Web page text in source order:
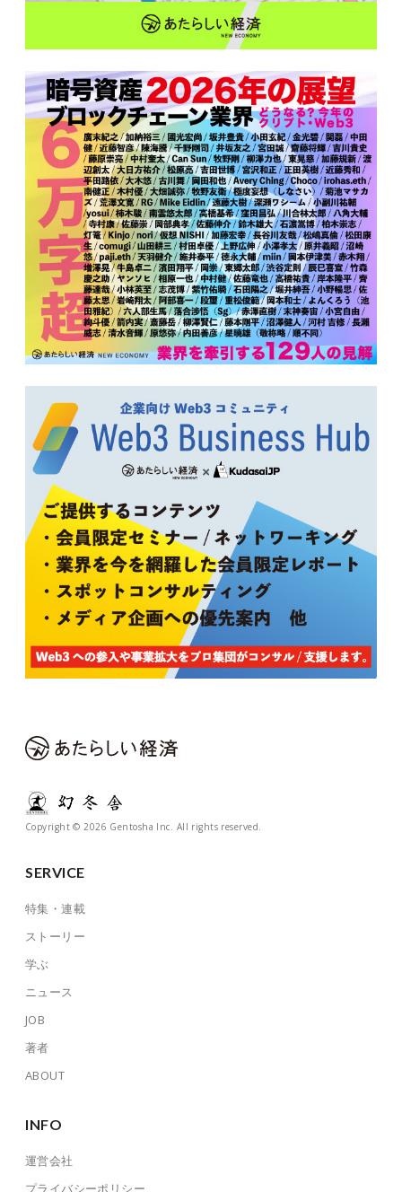
Copyright © 2026 Gentosha Inc. All rights reserved.
SERVICE
特集・連載
ストーリー
学ぶ
ニュース
JOB
著者
ABOUT
INFO
運営会社
プライバシーポリシー